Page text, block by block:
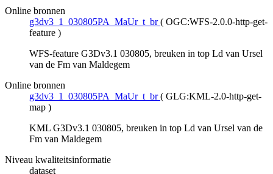
Online bronnen
g3dv3_1_030805PA_MaUr_t_br ( OGC:WFS-2.0.0-http-get-
feature )
WFS-feature G3Dv3.1 030805, breuken in top Ld van Ursel
van de Fm van Maldegem
Online bronnen
g3dv3_1_030805PA_MaUr_t_br ( GLG:KML-2.0-http-get-
map )
KML G3Dv3.1 030805, breuken in top Ld van Ursel van de
Fm van Maldegem
Niveau kwaliteitsinformatie
dataset